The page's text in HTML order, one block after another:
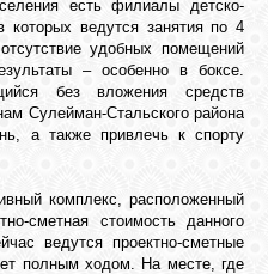
есть филиалы детско-
ведутся занятия по 4
удобных помещений
– особенно в боксе.
без вложения средств
Сулейман-Стальского района
а также привлечь к спорту
комплекс, расположенный
сметная стоимость данного
ведутся проектно-сметные
полным ходом. На месте, где